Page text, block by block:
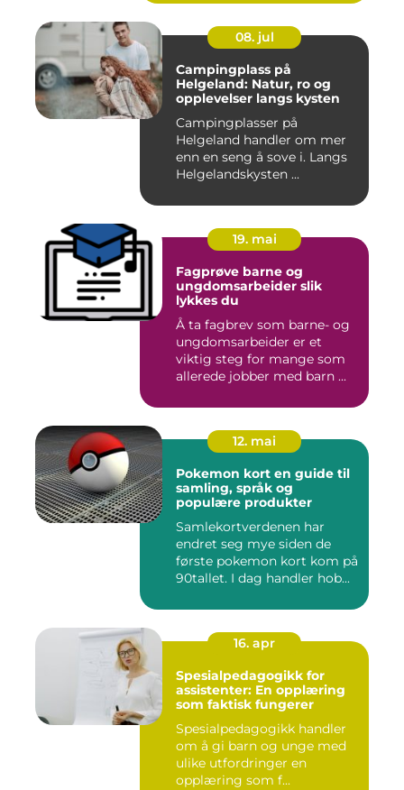
08. jul
Campingplass på
Helgeland: Natur, ro og
opplevelser langs kysten
Campingplasser på
Helgeland handler om mer
enn en seng å sove i. Langs
Helgelandskysten ...
19. mai
Fagprøve barne og
ungdomsarbeider slik
lykkes du
Å ta fagbrev som barne- og
ungdomsarbeider er et
viktig steg for mange som
allerede jobber med barn ...
12. mai
Pokemon kort en guide til
samling, språk og
populære produkter
Samlekortverdenen har
endret seg mye siden de
første pokemon kort kom på
90tallet. I dag handler hob...
16. apr
Spesialpedagogikk for
assistenter: En opplæring
som faktisk fungerer
Spesialpedagogikk handler
om å gi barn og unge med
ulike utfordringer en
opplæring som f...